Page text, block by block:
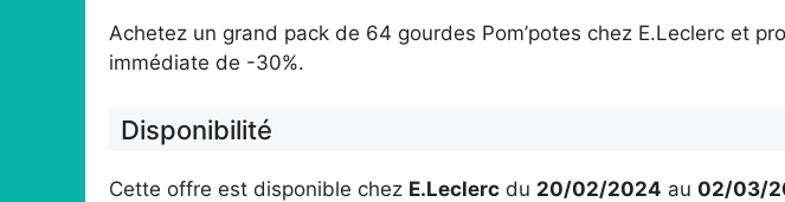
Achetez un grand pack de 64 gourdes Pom’potes chez E.Leclerc et
immédiate de -30%.
Disponibilité
Cette offre est disponible chez E.Leclerc du 20/02/2024 au 02/03/